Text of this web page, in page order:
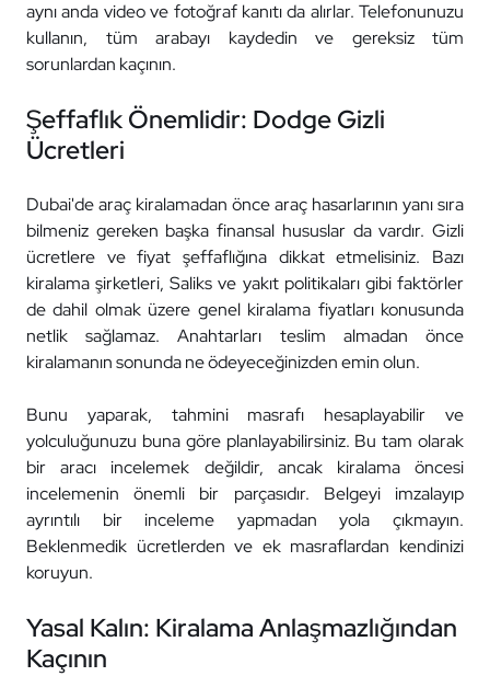
aynı anda video ve fotoğraf kanıtı da alırlar. Telefonunuzu
kullanın, tüm arabayı kaydedin ve gereksiz tüm
sorunlardan kaçının.
Şeffaflık Önemlidir: Dodge Gizli
Ücretleri
Dubai'de araç kiralamadan önce araç hasarlarının yanı sıra
bilmeniz gereken başka finansal hususlar da vardır. Gizli
ücretlere ve fiyat şeffaflığına dikkat etmelisiniz. Bazı
kiralama şirketleri, Saliks ve yakıt politikaları gibi faktörler
de dahil olmak üzere genel kiralama fiyatları konusunda
netlik sağlamaz. Anahtarları teslim almadan önce
kiralamanın sonunda ne ödeyeceğinizden emin olun.
Bunu yaparak, tahmini masrafı hesaplayabilir ve
yolculuğunuzu buna göre planlayabilirsiniz. Bu tam olarak
bir aracı incelemek değildir, ancak kiralama öncesi
incelemenin önemli bir parçasıdır. Belgeyi imzalayıp
ayrıntılı bir inceleme yapmadan yola çıkmayın.
Beklenmedik ücretlerden ve ek masraflardan kendinizi
koruyun.
Yasal Kalın: Kiralama Anlaşmazlığından
Kaçının